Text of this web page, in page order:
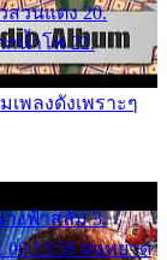
สวนแตง 20.
กน้ำโพ 22.
พลงดังเพราะๆ
างฟ้าสลัม 3.
00:13:58 ฝนหยาด